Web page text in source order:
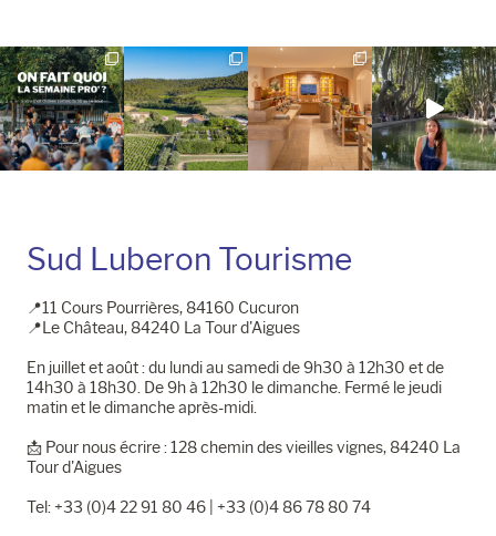
InstagramFacebook
Sud Luberon Tourisme
📍11 Cours Pourrières, 84160 Cucuron
📍Le Château, 84240 La Tour d'Aigues
En juillet et août : du lundi au samedi de 9h30 à 12h30 et de
14h30 à 18h30. De 9h à 12h30 le dimanche. Fermé le jeudi
matin et le dimanche après-midi.
📩​ Pour nous écrire : 128 chemin des vieilles vignes, 84240 La
Tour d'Aigues
Tel: +33 (0)4 22 91 80 46 | +33 (0)4 86 78 80 74